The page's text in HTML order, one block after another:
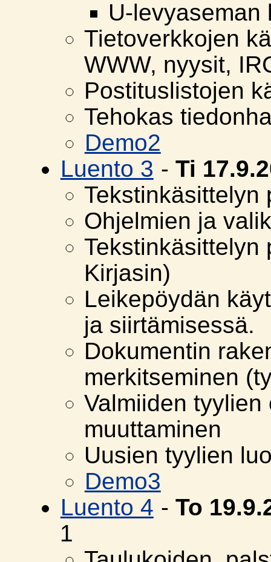
U-levyaseman
Tietoverkkojen
WWW, nyysit,
Postituslistojen
Tehokas
Demo2
Luento 3 - Ti
Tekstinkäsittelyn
Ohjelmien ja
Tekstinkäsittelyn
Kirjasin)
Leikepöydän
ja siirtämisessä.
Dokumentin
merkitseminen
Valmiiden
muuttaminen
Uusien tyylien
Demo3
Luento 4 - To
1